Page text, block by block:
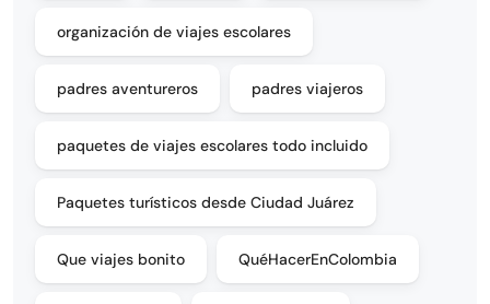
organización de viajes escolares
padres aventureros padres viajeros
paquetes de viajes escolares todo incluido
Paquetes turísticos desde Ciudad Juárez
Que viajes bonito QuéHacerEnColombia